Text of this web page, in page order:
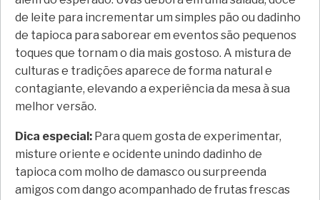
de leite para incrementar um simples pão ou dadinho
de tapioca para saborear em eventos são pequenos
toques que tornam o dia mais gostoso. A mistura de
culturas e tradições aparece de forma natural e
contagiante, elevando a experiência da mesa à sua
melhor versão.
Dica especial: Para quem gosta de experimentar,
misture oriente e ocidente unindo dadinho de
tapioca com molho de damasco ou surpreenda
amigos com dango acompanhado de frutas frescas